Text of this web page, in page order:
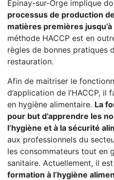
Épinay-sur-Orge implique
processus de production
matières premières
méthode HACCP est en
règles de bonnes pratiques
restauration.
Afin de maitriser le
d’application de l’HACCP,
en hygiène alimentaire. La
pour but d’apprendre les
l’hygiène et à la sécurité
aux professionnels du
les consommateurs tout en
sanitaire. Actuellement, il
formation à l’hygiène